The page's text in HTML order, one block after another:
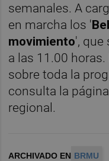
semanales. A
en marcha los '
movimiento', que
a las 11.00
sobre toda la
consulta la
regional.
ARCHIVADO EN BRMU